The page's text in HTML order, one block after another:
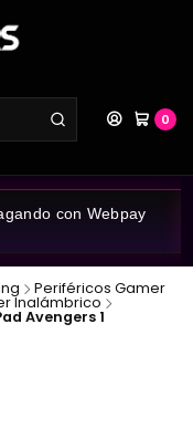
0
con Webpay
Periféricos Gamer
Inalámbrico
Avengers 1